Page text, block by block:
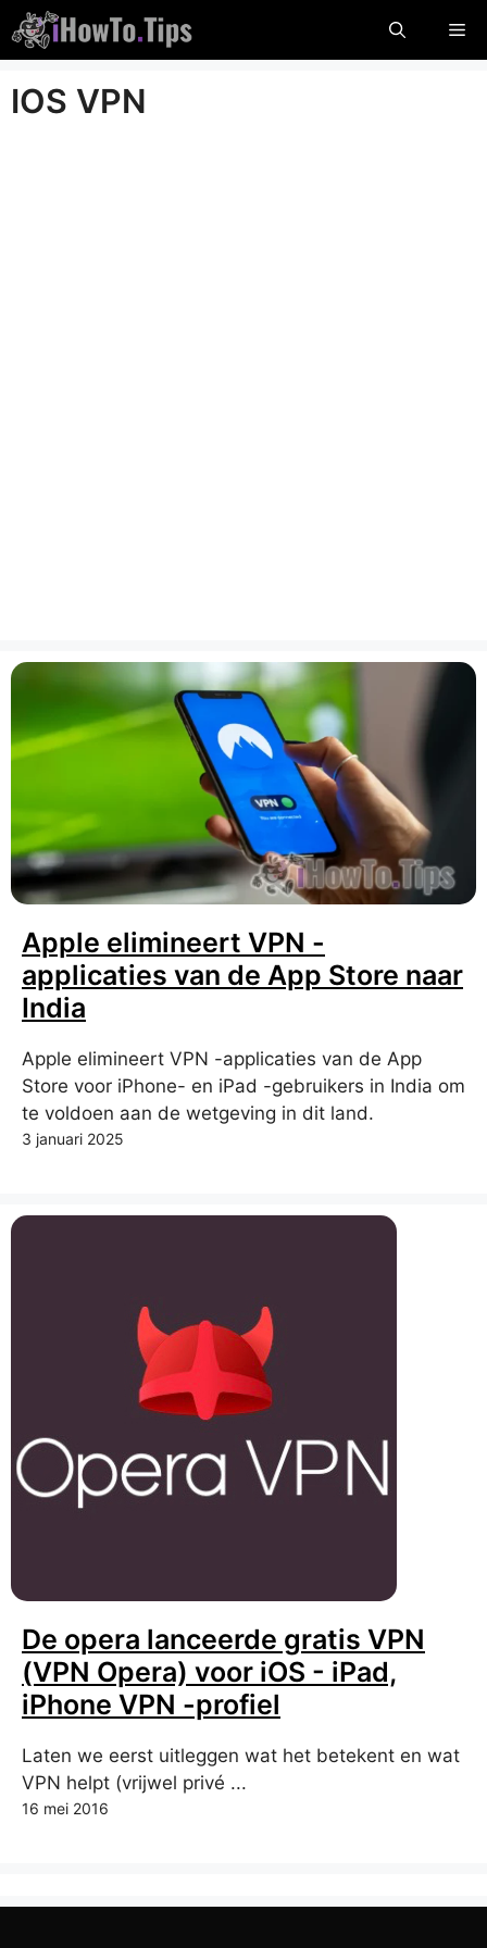
Skip
naar
inhoud
IOS VPN
Apple elimineert VPN -
applicaties van de App Store naar
India
Apple elimineert VPN -applicaties van de App
Store voor iPhone- en iPad -gebruikers in India om
te voldoen aan de wetgeving in dit land.
3 januari 2025
De opera lanceerde gratis VPN
(VPN Opera) voor iOS - iPad,
iPhone VPN -profiel
Laten we eerst uitleggen wat het betekent en wat
VPN helpt (vrijwel privé ...
16 mei 2016